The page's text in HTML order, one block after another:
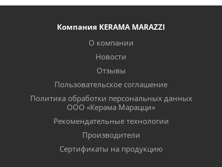
Компания KERAMA MARAZZI
О компании
Новости
Отзывы
Пользовательское соглашение
Политика обработки персональных данных
ООО «Керама Марацци»
Рекомендательные технологии
Производители
Сертификаты на продукцию